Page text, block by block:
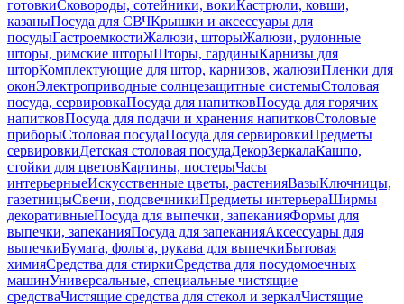
готовкиСковороды, сотейники, вокиКастрюли, ковши,
казаныПосуда для СВЧКрышки и аксессуары для
посудыГастроемкостиЖалюзи, шторыЖалюзи, рулонные
шторы, римские шторыШторы, гардиныКарнизы для
шторКомплектующие для штор, карнизов, жалюзиПленки для
оконЭлектроприводные солнцезащитные системыСтоловая
посуда, сервировкаПосуда для напитковПосуда для горячих
напитковПосуда для подачи и хранения напитковСтоловые
приборыСтоловая посудаПосуда для сервировкиПредметы
сервировкиДетская столовая посудаДекорЗеркалаКашпо,
стойки для цветовКартины, постерыЧасы
интерьерныеИскусственные цветы, растенияВазыКлючницы,
газетницыСвечи, подсвечникиПредметы интерьераШирмы
декоративныеПосуда для выпечки, запеканияФормы для
выпечки, запеканияПосуда для запеканияАксессуары для
выпечкиБумага, фольга, рукава для выпечкиБытовая
химияСредства для стиркиСредства для посудомоечных
машинУниверсальные, специальные чистящие
средстваЧистящие средства для стекол и зеркалЧистящие